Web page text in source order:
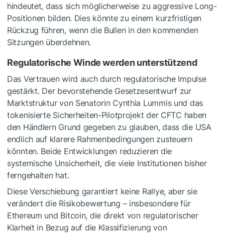
hindeutet, dass sich möglicherweise zu aggressive Long-
Positionen bilden. Dies könnte zu einem kurzfristigen
Rückzug führen, wenn die Bullen in den kommenden
Sitzungen überdehnen.
Regulatorische Winde werden unterstützend
Das Vertrauen wird auch durch regulatorische Impulse
gestärkt. Der bevorstehende Gesetzesentwurf zur
Marktstruktur von Senatorin Cynthia Lummis und das
tokenisierte Sicherheiten-Pilotprojekt der CFTC haben
den Händlern Grund gegeben zu glauben, dass die USA
endlich auf klarere Rahmenbedingungen zusteuern
könnten. Beide Entwicklungen reduzieren die
systemische Unsicherheit, die viele Institutionen bisher
ferngehalten hat.
Diese Verschiebung garantiert keine Rallye, aber sie
verändert die Risikobewertung – insbesondere für
Ethereum und Bitcoin, die direkt von regulatorischer
Klarheit in Bezug auf die Klassifizierung von